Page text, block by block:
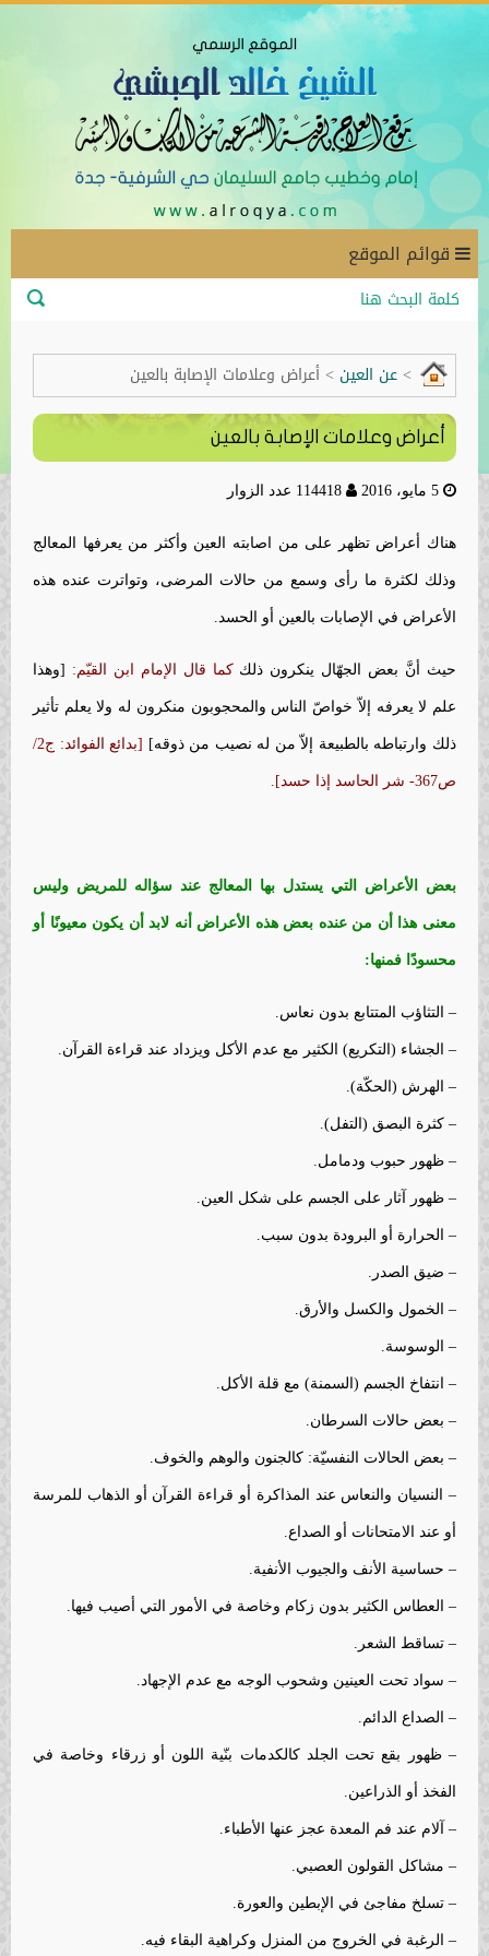
قوائم الموقع
> عن العين > أعراض وعلامات الإصابة بالعين
أعراض وعلامات الإصابة بالعين
هناك أعراض تظهر على من اصابته العين وأكثر من يعرفها المعالج
وذلك لكثرة ما رأى وسمع من حالات المرضى، وتواترت عنده هذه
الأعراض في الإصابات بالعين أو الحسد.
حيث أنَّ بعض الجهّال ينكرون ذلك كما قال الإمام ابن القيّم: [وهذا
علم لا يعرفه إلاّ خواصّ الناس والمحجوبون منكرون له ولا يعلم تأثير
ذلك وارتباطه بالطبيعة إلاّ من له نصيب من ذوقه] [بدائع الفوائد: ج2/
ص367- شر الحاسد إذا حسد].
بعض الأعراض التي يستدل بها المعالج عند سؤاله للمريض وليس
معنى هذا أن من عنده بعض هذه الأعراض أنه لابد أن يكون معيونًا أو
محسودًا فمنها:
– التثاؤب المتتابع بدون نعاس.
– الجشاء (التكريع) الكثير مع عدم الأكل ويزداد عند قراءة القرآن.
– الهرش (الحكّة).
– كثرة البصق (التفل).
– ظهور حبوب ودمامل.
– ظهور آثار على الجسم على شكل العين.
– الحرارة أو البرودة بدون سبب.
– ضيق الصدر.
– الخمول والكسل والأرق.
– الوسوسة.
– انتفاخ الجسم (السمنة) مع قلة الأكل.
– بعض حالات السرطان.
– بعض الحالات النفسيّة: كالجنون والوهم والخوف.
– النسيان والنعاس عند المذاكرة أو قراءة القرآن أو الذهاب للمرسة
أو عند الامتحانات أو الصداع.
– حساسية الأنف والجيوب الأنفية.
– العطاس الكثير بدون زكام وخاصة في الأمور التي أصيب فيها.
– تساقط الشعر.
– سواد تحت العينين وشحوب الوجه مع عدم الإجهاد.
– الصداع الدائم.
– ظهور بقع تحت الجلد كالكدمات بنّية اللون أو زرقاء وخاصة في
الفخذ أو الذراعين.
– آلام عند فم المعدة عجز عنها الأطباء.
– مشاكل القولون العصبي.
– تسلخ مفاجئ في الإبطين والعورة.
– الرغبة في الخروج من المنزل وكراهية البقاء فيه.